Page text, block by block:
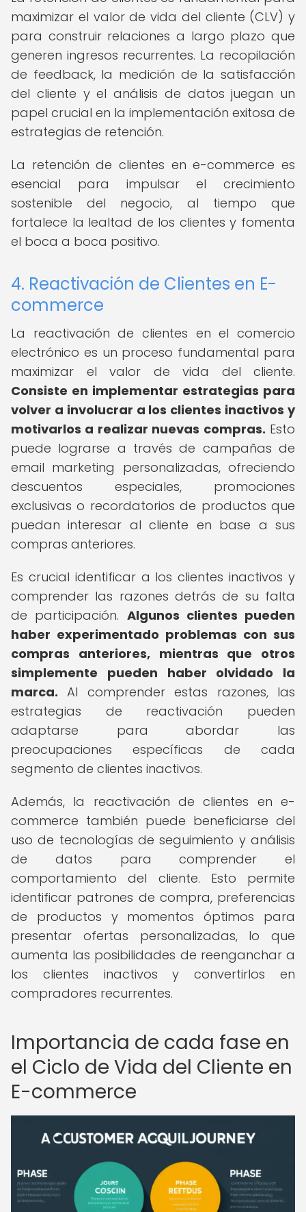
maximizar el valor de vida del cliente (CLV) y
para construir relaciones a largo plazo que
generen ingresos recurrentes. La recopilación
de feedback, la medición de la satisfacción
del cliente y el análisis de datos juegan un
papel crucial en la implementación exitosa de
estrategias de retención.
La retención de clientes en e-commerce es
esencial para impulsar el crecimiento
sostenible del negocio, al tiempo que
fortalece la lealtad de los clientes y fomenta
el boca a boca positivo.
4. Reactivación de Clientes en E-
commerce
La reactivación de clientes en el comercio
electrónico es un proceso fundamental para
maximizar el valor de vida del cliente.
Consiste en implementar estrategias para
volver a involucrar a los clientes inactivos y
motivarlos a realizar nuevas compras. Esto
puede lograrse a través de campañas de
email marketing personalizadas, ofreciendo
descuentos especiales, promociones
exclusivas o recordatorios de productos que
puedan interesar al cliente en base a sus
compras anteriores.
Es crucial identificar a los clientes inactivos y
comprender las razones detrás de su falta
de participación. Algunos clientes pueden
haber experimentado problemas con sus
compras anteriores, mientras que otros
simplemente pueden haber olvidado la
marca. Al comprender estas razones, las
estrategias de reactivación pueden
adaptarse para abordar las
preocupaciones específicas de cada
segmento de clientes inactivos.
Además, la reactivación de clientes en e-
commerce también puede beneficiarse del
uso de tecnologías de seguimiento y análisis
de datos para comprender el
comportamiento del cliente. Esto permite
identificar patrones de compra, preferencias
de productos y momentos óptimos para
presentar ofertas personalizadas, lo que
aumenta las posibilidades de reenganchar a
los clientes inactivos y convertirlos en
compradores recurrentes.
Importancia de cada fase en
el Ciclo de Vida del Cliente en
E-commerce